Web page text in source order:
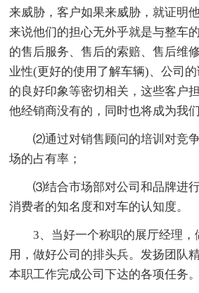
来威胁，客户如果来威胁，就证明
来说他们的担心无外乎就是与整车
的售后服务、售后的索赔、售后维
业性(更好的使用了解车辆)、公司
的良好印象等密切相关，这些客户
他经销商没有的，同时也将成为我
⑵通过对销售顾问的培训对竞
场的占有率；
⑶结合市场部对公司和品牌进
消费者的知名度和对车的认知度。
3、当好一个称职的展厅经理
用，做好公司的排头兵。发扬团队
本职工作完成公司下达的各项任务。